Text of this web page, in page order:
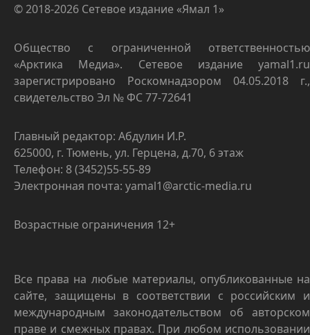
© 2018-2026 Сетевое издание «Ямал 1»
Общество с ограниченной ответственностью
«Арктика Медиа». Сетевое издание yamal1.ru
зарегистрировано Роскомнадзором 04.05.2018 г.,
свидетельство Эл № ФС 77-72641
Главный редактор: Абдулин И.Р.
625000, г. Тюмень, ул. Герцена, д.70, 6 этаж
Телефон: 8 (3452)55-55-89
Электронная почта: yamal1@arctic-media.ru
Возрастные ограничения 12+
Все права на любые материалы, опубликованные на
сайте, защищены в соответствии с российским и
международным законодательством об авторском
праве и смежных правах. При любом использовании